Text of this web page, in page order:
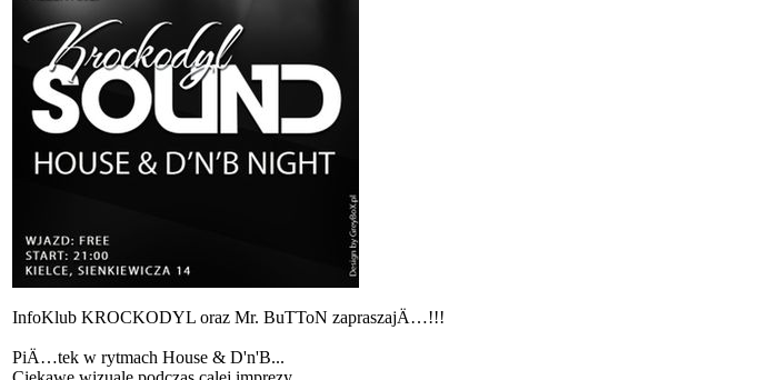
InfoKlub KROCKODYL oraz Mr. BuTToN zapraszajÄ…!!!
PiÄ…tek w rytmach House & D'n'B...